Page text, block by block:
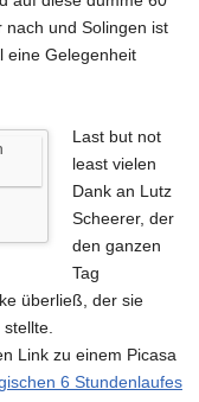
nach und Solingen ist
eine Gelegenheit
Last but not
least vielen
Dank an Lutz
Scheerer, der
den ganzen
Tag
überließ, der sie
Link zu einem Picasa
6 Stundenlaufes